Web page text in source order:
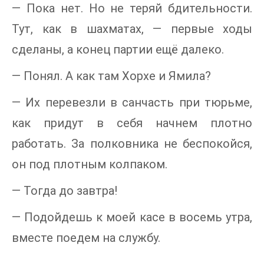
— Пока нет. Но не теряй бдительности.
Тут, как в шахматах, — первые ходы
сделаны, а конец партии ещё далеко.
— Понял. А как там Хорхе и Ямила?
— Их перевезли в санчасть при тюрьме,
как придут в себя начнем плотно
работать. За полковника не беспокойся,
он под плотным колпаком.
— Тогда до завтра!
— Подойдешь к моей касе в восемь утра,
вместе поедем на службу.